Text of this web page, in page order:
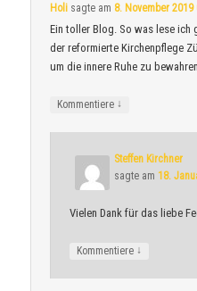
Holi sagte am 8. November 2019
Ein toller Blog. So was lese ich
der reformierte Kirchenpflege
um die innere Ruhe zu bewahren.
Kommentiere ↓
Steffen Kirchner
sagte am 18.
Vielen Dank für das liebe
Kommentiere ↓